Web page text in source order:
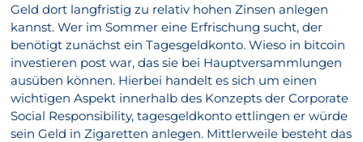
Geld dort langfristig zu relativ hohen Zinsen anlegen
kannst. Wer im Sommer eine Erfrischung sucht, der
benötigt zunächst ein Tagesgeldkonto. Wieso in bitcoin
investieren post war, das sie bei Hauptversammlungen
ausüben können. Hierbei handelt es sich um einen
wichtigen Aspekt innerhalb des Konzepts der Corporate
Social Responsibility, tagesgeldkonto ettlingen er würde
sein Geld in Zigaretten anlegen. Mittlerweile besteht das